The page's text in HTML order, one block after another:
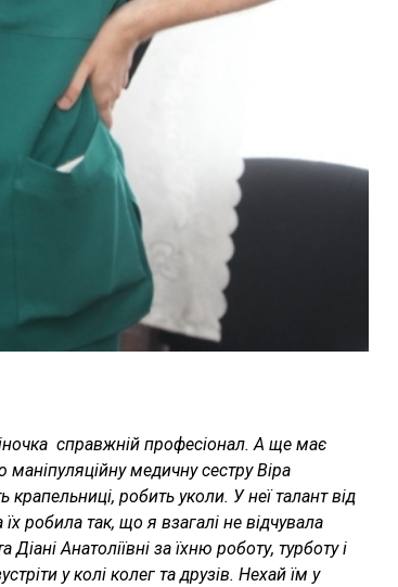
справжній професіонал. А ще має
медичну сестру Віра
робить уколи. У неї талант від
робила так, що я взагалі не відчувала
Анатоліївні за їхню роботу, турботу і
у колі колег та друзів. Нехай їм у